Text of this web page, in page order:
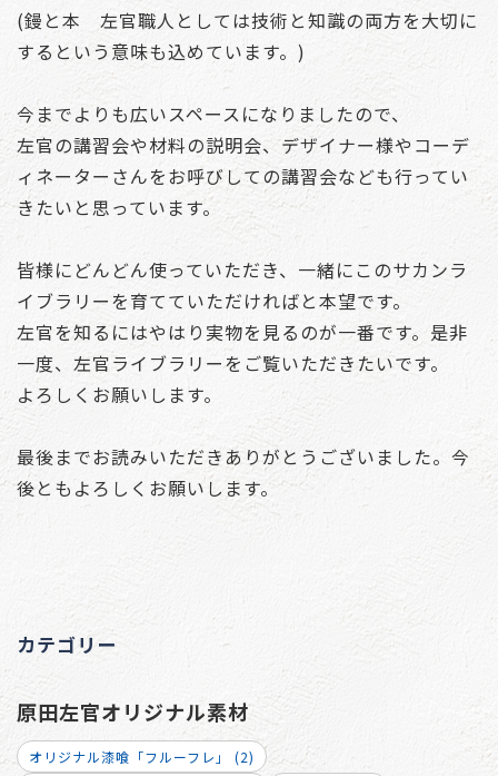
(鏝と本 左官職人としては技術と知識の両方を大切に
するという意味も込めています。)
今までよりも広いスペースになりましたので、
左官の講習会や材料の説明会、デザイナー様やコーデ
ィネーターさんをお呼びしての講習会なども行ってい
きたいと思っています。
皆様にどんどん使っていただき、一緒にこのサカンラ
イブラリーを育てていただければと本望です。
左官を知るにはやはり実物を見るのが一番です。是非
一度、左官ライブラリーをご覧いただきたいです。
よろしくお願いします。
最後までお読みいただきありがとうございました。今
後ともよろしくお願いします。
カテゴリー
原田左官オリジナル素材
オリジナル漆喰「フルーフレ」 (2)